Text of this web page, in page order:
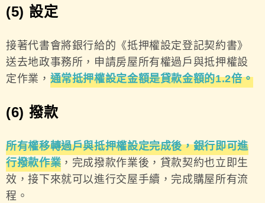
(5) 設定
接著代書會將銀行給的《抵押權設定登記契約書》
送去地政事務所，申請房屋所有權過戶與抵押權設
定作業， 通常抵押權設定金額是貸款金額的1.2倍。
(6) 撥款
所有權移轉過戶與抵押權設定完成後，銀行即可進
行撥款作業 ，完成撥款作業後，貸款契約也立即生
效，接下來就可以進行交屋手續，完成購屋所有流
程。